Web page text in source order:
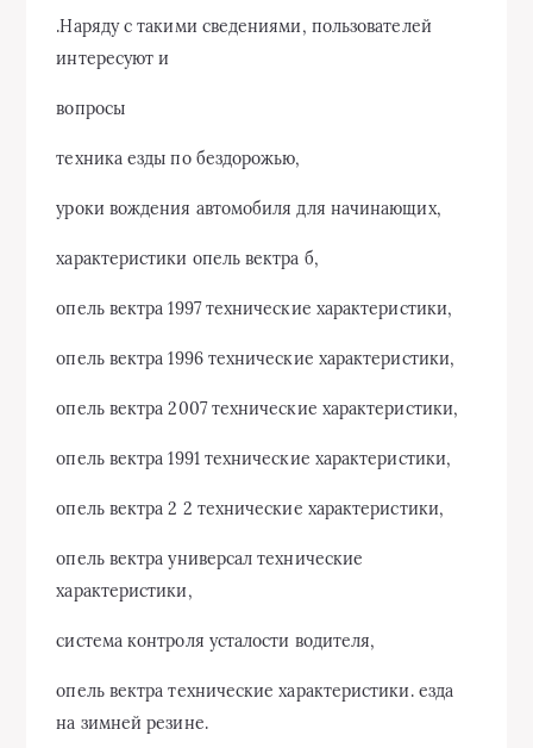
.Наряду с такими сведениями, пользователей
интересуют и
вопросы
техника езды по бездорожью,
уроки вождения автомобиля для начинающих,
характеристики опель вектра б,
опель вектра 1997 технические характеристики,
опель вектра 1996 технические характеристики,
опель вектра 2007 технические характеристики,
опель вектра 1991 технические характеристики,
опель вектра 2 2 технические характеристики,
опель вектра универсал технические
характеристики,
система контроля усталости водителя,
опель вектра технические характеристики. езда
на зимней резине.